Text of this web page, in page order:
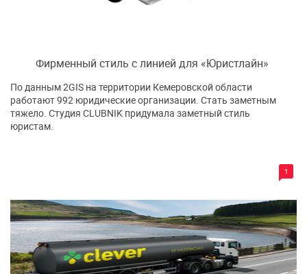
Фирменный стиль с линией для «Юристлайн»
1
По данным 2GIS на территории Кемеровской области
работают 992 юридические организации. Стать заметным
тяжело. Студия CLUBNIK придумала заметный стиль
юристам.